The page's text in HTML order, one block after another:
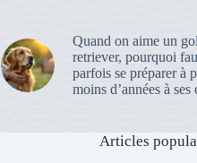
Quand on aime un
retriever, pourquoi
parfois se préparer à
moins d’années à ses
Articles